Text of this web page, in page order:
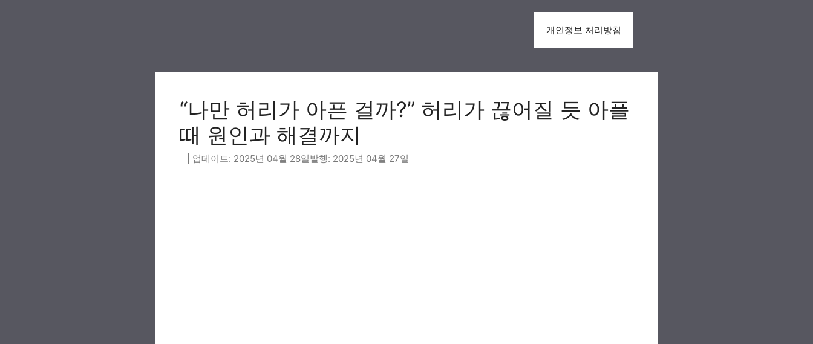
개인정보 처리방침
“나만 허리가 아픈 걸까?” 허리가 끊어질 듯 아플
때 원인과 해결까지
2025년 04월 28일 2025년 04월 27일